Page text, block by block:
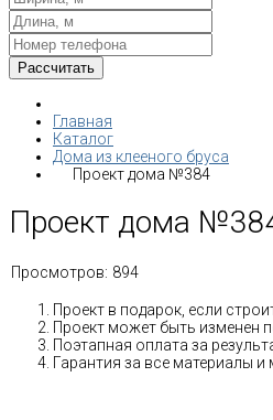
Главная
Каталог
Дома из клееного бруса
Проект дома №384
Проект дома
Просмотров: 894
Проект в подарок, если
Проект может быть изменен
Поэтапная оплата за
Гарантия за все материалы